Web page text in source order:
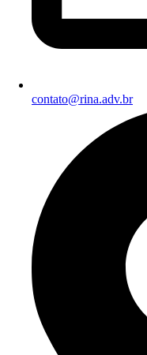
contato@rina.adv.br